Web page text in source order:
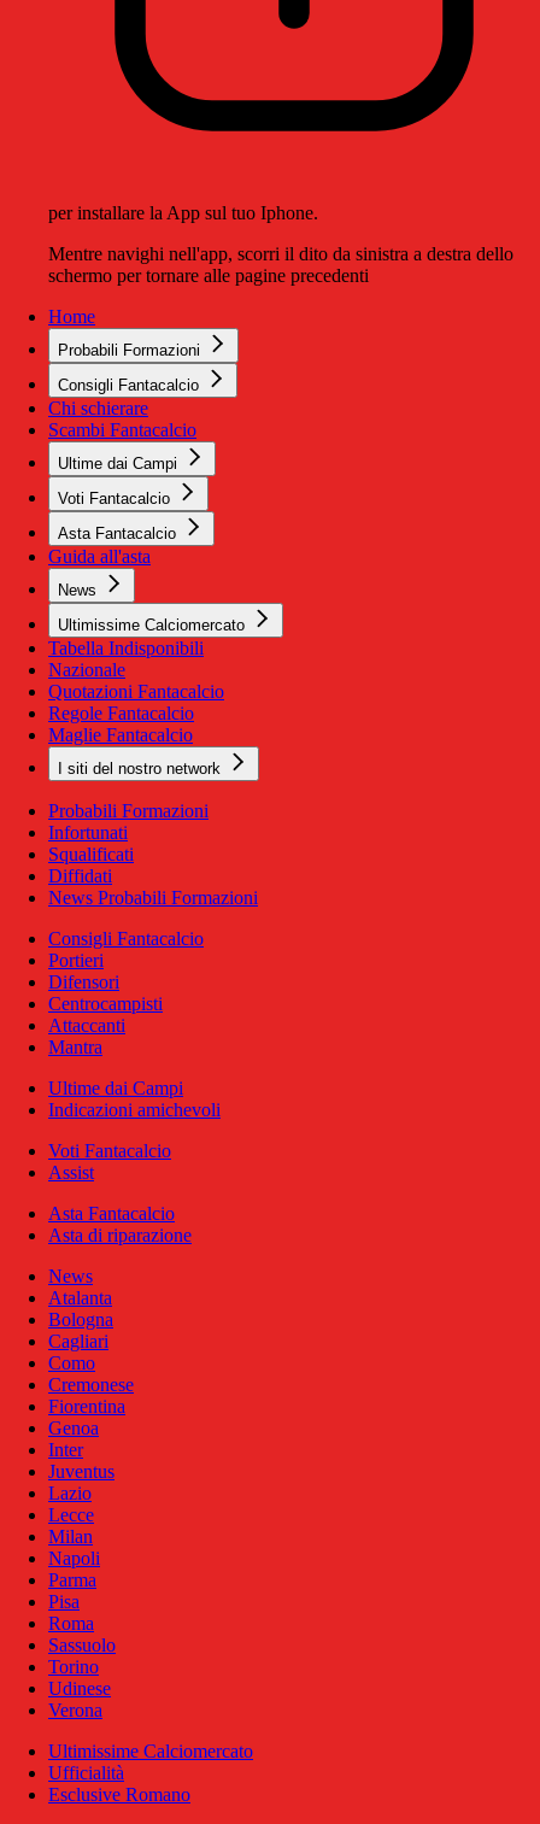
per installare la App sul tuo Iphone.
Mentre navighi nell'app, scorri il dito da sinistra a destra dello
schermo per tornare alle pagine precedenti
Home
Probabili Formazioni
Consigli Fantacalcio
Chi schierare
Scambi Fantacalcio
Ultime dai Campi
Voti Fantacalcio
Asta Fantacalcio
Guida all'asta
News
Ultimissime Calciomercato
Tabella Indisponibili
Nazionale
Quotazioni Fantacalcio
Regole Fantacalcio
Maglie Fantacalcio
I siti del nostro network
Probabili Formazioni
Infortunati
Squalificati
Diffidati
News Probabili Formazioni
Consigli Fantacalcio
Portieri
Difensori
Centrocampisti
Attaccanti
Mantra
Ultime dai Campi
Indicazioni amichevoli
Voti Fantacalcio
Assist
Asta Fantacalcio
Asta di riparazione
News
Atalanta
Bologna
Cagliari
Como
Cremonese
Fiorentina
Genoa
Inter
Juventus
Lazio
Lecce
Milan
Napoli
Parma
Pisa
Roma
Sassuolo
Torino
Udinese
Verona
Ultimissime Calciomercato
Ufficialità
Esclusive Romano